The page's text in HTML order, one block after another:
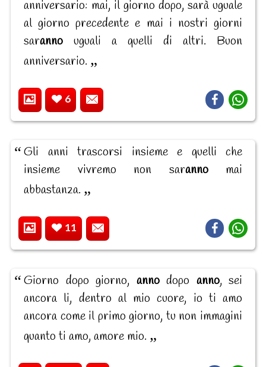
anniversario: mai, il giorno dopo, sarà uguale
al giorno precedente e mai i nostri giorni
saranno uguali a quelli di altri. Buon
anniversario.
6
Gli anni trascorsi insieme e quelli che
insieme vivremo non sarannomai
abbastanza.
11
Giorno dopo giorno, annodopo anno, sei
ancora li, dentro al mio cuore, io ti amo
ancora come il primo giorno, tu non immagini
quanto ti amo, amore mio.